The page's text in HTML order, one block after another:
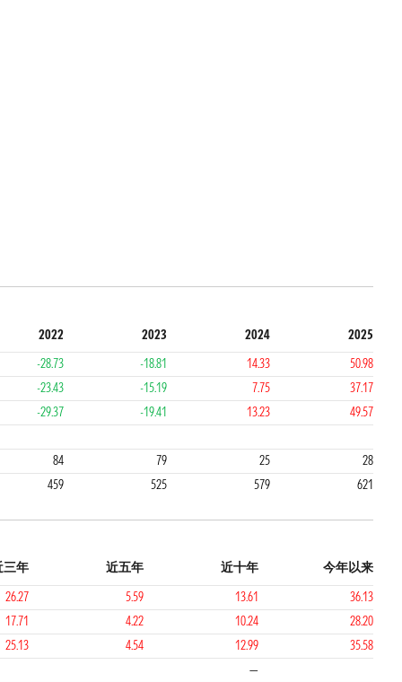
2022 2023 2024
2025
-28.73 -18.81 14.33
50.98
-23.43 -15.19 7.75
37.17
-29.37 -19.41 13.23
49.57
4 2 2
84 79 25
28
459 525 579 621
三年 近五年 近十年
今年以来
26.27 5.59 13.61
36.13
17.71 4.22 10.24
28.20
25.13 4.54 12.99
35.58
2
—
2